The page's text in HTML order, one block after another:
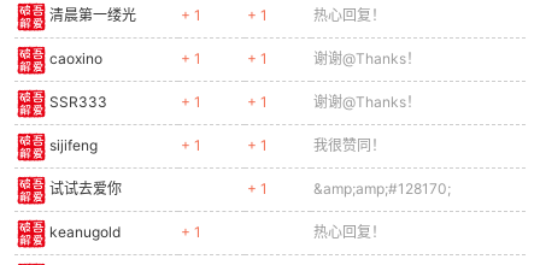
清晨第一缕光 + 1 + 1 热心回复！
caoxino + 1 + 1 谢谢@Thanks！
SSR333 + 1 + 1 谢谢@Thanks！
sijifeng + 1 + 1 我很赞同！
试试去爱你 + 1 &amp;amp;#128170;
keanugold + 1 热心回复！